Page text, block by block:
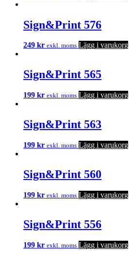
Sign&Print 576
249 kr exkl. moms Lägg i varukorg
Sign&Print 565
199 kr exkl. moms Lägg i varukorg
Sign&Print 563
199 kr exkl. moms Lägg i varukorg
Sign&Print 560
199 kr exkl. moms Lägg i varukorg
Sign&Print 556
199 kr exkl. moms Lägg i varukorg